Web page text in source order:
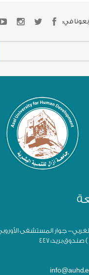
في:
جوار المستشفى
بريد: 447